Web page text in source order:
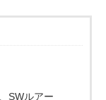
SWルアー